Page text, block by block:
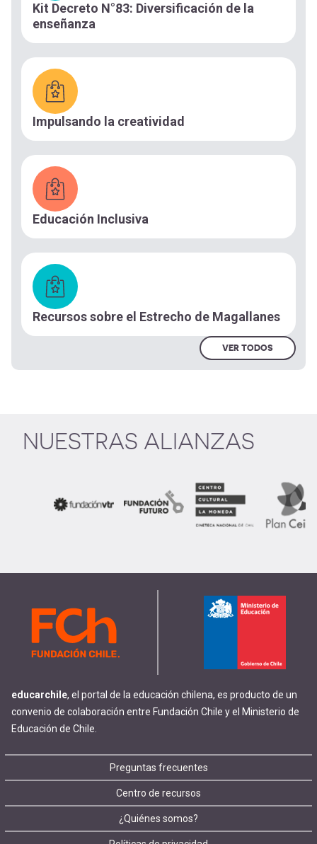
Kit Decreto N°83: Diversificación de la
enseñanza
Impulsando la creatividad
Educación Inclusiva
Recursos sobre el Estrecho de Magallanes
VER TODOS
NUESTRAS ALIANZAS
educarchile, el portal de la educación chilena, es producto de un
convenio de colaboración entre Fundación Chile y el Ministerio de
Educación de Chile.
Footer
menu
Preguntas frecuentes
Centro de recursos
¿Quiénes somos?